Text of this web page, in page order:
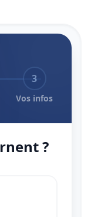
3
Vos infos
?